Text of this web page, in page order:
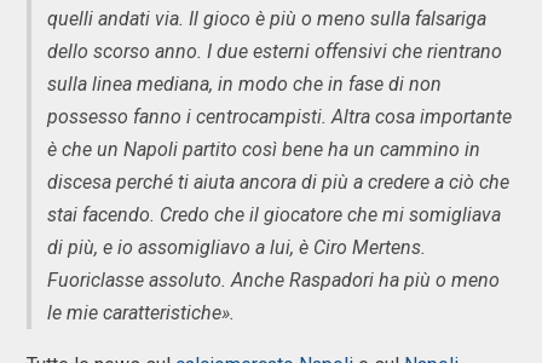
quelli andati via. Il gioco è più o meno sulla falsariga
dello scorso anno. I due esterni offensivi che rientrano
sulla linea mediana, in modo che in fase di non
possesso fanno i centrocampisti. Altra cosa importante
è che un Napoli partito così bene ha un cammino in
discesa perché ti aiuta ancora di più a credere a ciò che
stai facendo. Credo che il giocatore che mi somigliava
di più, e io assomigliavo a lui, è Ciro Mertens.
Fuoriclasse assoluto. Anche Raspadori ha più o meno
le mie caratteristiche».